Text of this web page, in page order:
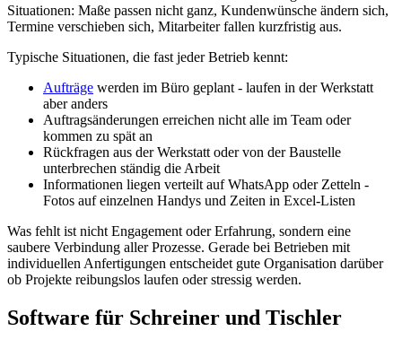
Situationen: Maße passen nicht ganz, Kundenwünsche ändern sich,
Termine verschieben sich, Mitarbeiter fallen kurzfristig aus.
Typische Situationen, die fast jeder Betrieb kennt:
Aufträge werden im Büro geplant - laufen in der Werkstatt
aber anders
Auftragsänderungen erreichen nicht alle im Team oder
kommen zu spät an
Rückfragen aus der Werkstatt oder von der Baustelle
unterbrechen ständig die Arbeit
Informationen liegen verteilt auf WhatsApp oder Zetteln -
Fotos auf einzelnen Handys und Zeiten in Excel-Listen
Was fehlt ist nicht Engagement oder Erfahrung, sondern eine
saubere Verbindung aller Prozesse. Gerade bei Betrieben mit
individuellen Anfertigungen entscheidet gute Organisation darüber
ob Projekte reibungslos laufen oder stressig werden.
Software für Schreiner und Tischler